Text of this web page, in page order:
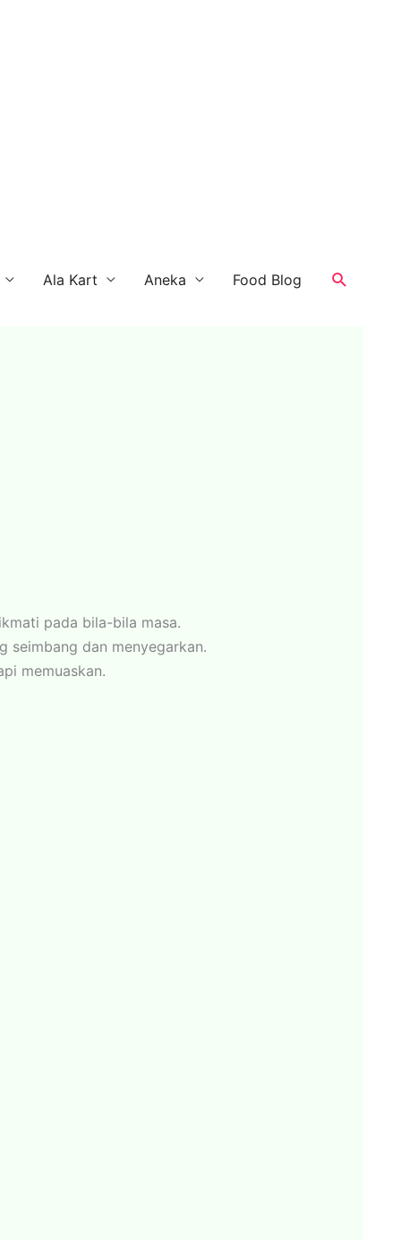
Ala Kart Aneka Food Blog Search
pada bila-bila masa.
seimbang dan menyegarkan.
memuaskan.